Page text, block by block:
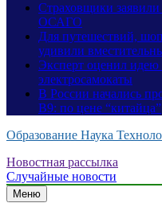
Страховщики
ОСАГО
Для путешествий,
удивили
Эксперт оценил идею
электросамокаты
В России начались
B9: по цене “китайца”
Образование Наука
Новостная рассылка
Случайные новости
Меню